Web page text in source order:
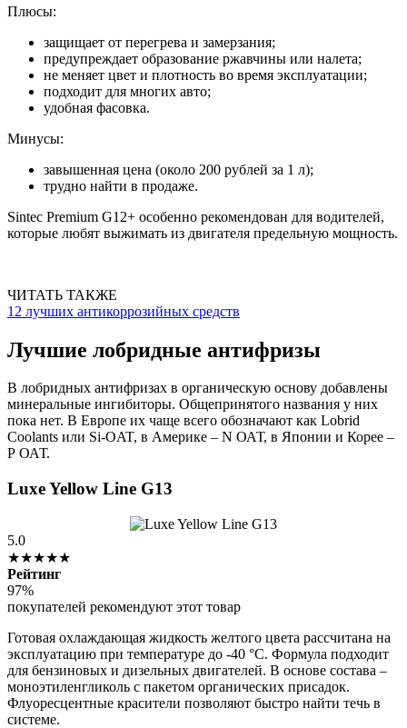
Плюсы:
защищает от перегрева и замерзания;
предупреждает образование ржавчины или налета;
не меняет цвет и плотность во время эксплуатации;
подходит для многих авто;
удобная фасовка.
Минусы:
завышенная цена (около 200 рублей за 1 л);
трудно найти в продаже.
Sintec Premium G12+ особенно рекомендован для водителей,
которые любят выжимать из двигателя предельную мощность.
ЧИТАТЬ ТАКЖЕ
12 лучших антикоррозийных средств
Лучшие лобридные антифризы
В лобридных антифризах в органическую основу добавлены
минеральные ингибиторы. Общепринятого названия у них
пока нет. В Европе их чаще всего обозначают как Lobrid
Coolants или Si-OAT, в Америке – N ОАТ, в Японии и Корее –
Р ОАТ.
Luxe Yellow Line G13
5.0
★★★★★
Рейтинг
97%
покупателей рекомендуют этот товар
Готовая охлаждающая жидкость желтого цвета рассчитана на
эксплуатацию при температуре до -40 °C. Формула подходит
для бензиновых и дизельных двигателей. В основе состава –
моноэтиленгликоль с пакетом органических присадок.
Флуоресцентные красители позволяют быстро найти течь в
системе.